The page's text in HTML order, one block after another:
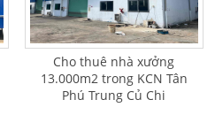
Cho thuê nhà xưởng
13.000m2 trong KCN Tân
Phú Trung Củ Chi